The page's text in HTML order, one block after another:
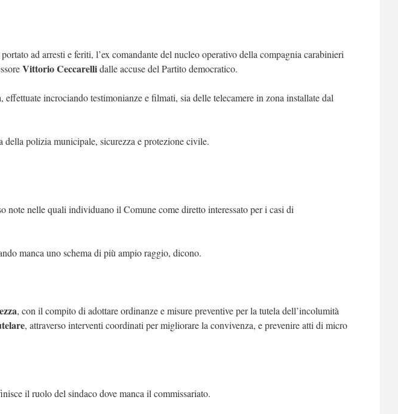
ad arresti e feriti, l’ex comandante del nucleo operativo della compagnia carabinieri
Vittorio Ceccarellidalle accuse del Partito democratico.
incrociando testimonianze e filmati, sia delle telecamere in zona installate dal
polizia municipale, sicurezza e protezione civile.
note nelle quali individuano il Comune come diretto interessato per i casi di
manca uno schema di più ampio raggio, dicono.
, con il compito di adottare ordinanze e misure preventive per la tutela dell’incolumità
, attraverso interventi coordinati per migliorare la convivenza, e prevenire atti di micro
il ruolo del sindaco dove manca il commissariato.